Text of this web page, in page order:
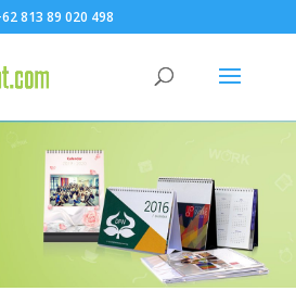
813 89 020 498